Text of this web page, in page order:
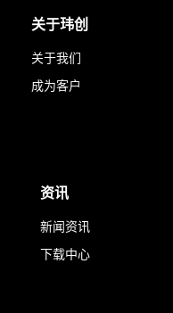
关于玮创
关于我们
成为客户
资讯
新闻资讯
下载中心